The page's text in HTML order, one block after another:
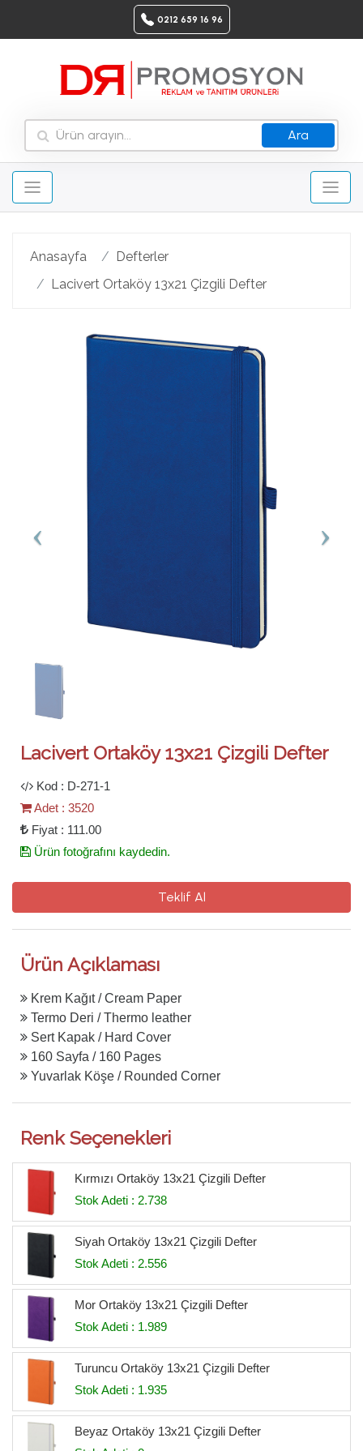
0212 659 16 96
Ara
Anasayfa
Defterler
Lacivert Ortaköy 13x21 Çizgili Defter
Lacivert Ortaköy 13x21 Çizgili Defter
Kod : D-271-1
Adet : 3520
Fiyat : 111.00
Ürün fotoğrafını kaydedin.
Teklif Al
Ürün Açıklaması
Krem Kağıt / Cream Paper
Termo Deri / Thermo leather
Sert Kapak / Hard Cover
160 Sayfa / 160 Pages
Yuvarlak Köşe / Rounded Corner
Renk Seçenekleri
Kırmızı Ortaköy 13x21 Çizgili Defter
Stok Adeti : 2.738
Siyah Ortaköy 13x21 Çizgili Defter
Stok Adeti : 2.556
Mor Ortaköy 13x21 Çizgili Defter
Stok Adeti : 1.989
Turuncu Ortaköy 13x21 Çizgili Defter
Stok Adeti : 1.935
Beyaz Ortaköy 13x21 Çizgili Defter